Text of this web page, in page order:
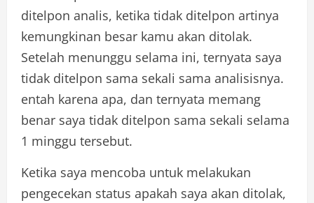
ditelpon analis, ketika tidak ditelpon artinya
kemungkinan besar kamu akan ditolak.
Setelah menunggu selama ini, ternyata saya
tidak ditelpon sama sekali sama analisisnya.
entah karena apa, dan ternyata memang
benar saya tidak ditelpon sama sekali selama
1 minggu tersebut.
Ketika saya mencoba untuk melakukan
pengecekan status apakah saya akan ditolak,